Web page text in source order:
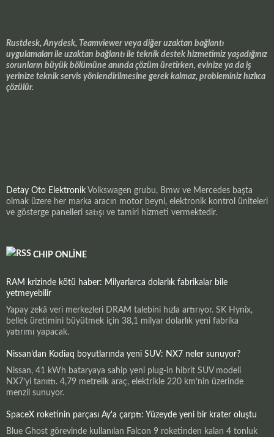
Rustdesk, Anydesk, Teamviewer veya diğer uzaktan bağlantı
uygulamaları ile uzaktan bağlantı ile teknik destek hizmetimiz yaşadığınız
sorunların büyük bölümüne anında çözüm üretirken, evinize ya da iş
yerinize teknik servis yönlendirilmesine gerek kalmaz, probleminiz hızlıca
çözülür.
Detay Oto Elektronik Volkswagen grubu, Bmw ve Mercedes başta
olmak üzere her marka aracın motor beyni, elektronik kontrol üniteleri
ve gösterge panelleri satışı ve tamiri hizmeti vermektedir.
CHIP ONLINE
RAM krizinde kötü haber: Milyarlarca dolarlık fabrikalar bile
yetmeyebilir
Yapay zekâ veri merkezleri DRAM talebini hızla artırıyor. SK Hynix,
bellek üretimini büyütmek için 38,1 milyar dolarlık yeni fabrika
yatırımı yapacak.
Nissan’dan Kodiaq boyutlarında yeni SUV: NX7 neler sunuyor?
Nissan, 41 kWh bataryaya sahip yeni plug-in hibrit SUV modeli
NX7’yi tanıttı. 4,79 metrelik araç, elektrikle 220 km’nin üzerinde
menzil sunuyor.
SpaceX roketinin parçası Ay'a çarptı: Yüzeyde yeni bir krater oluştu
Blue Ghost görevinde kullanılan Falcon 9 roketinden kalan 4 tonluk